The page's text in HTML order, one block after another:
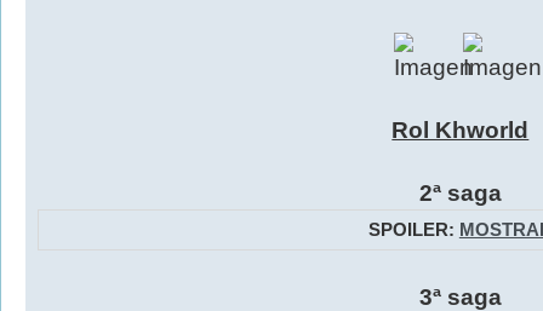
Rol Khworld
2ª saga
SPOILER:
3ª saga